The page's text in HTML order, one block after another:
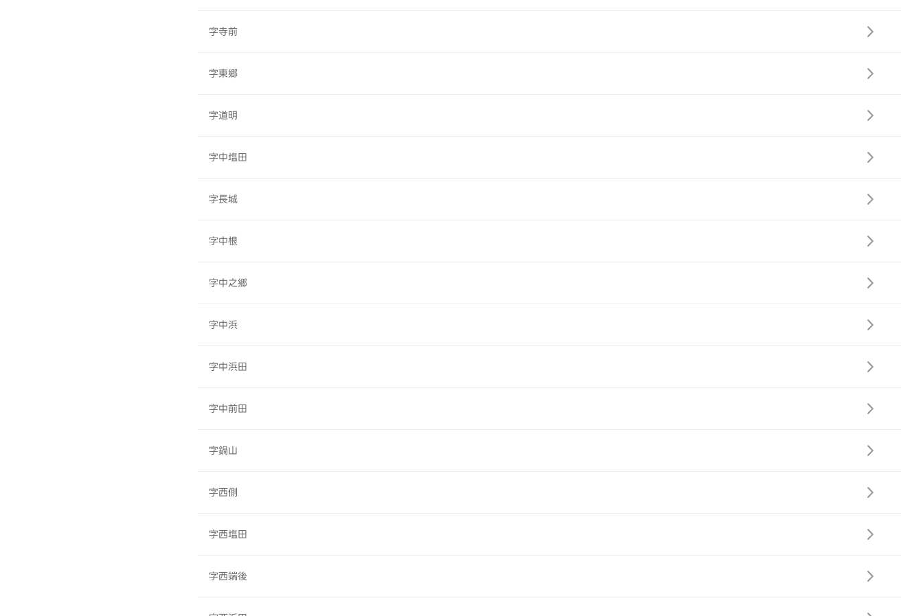
字寺前
字東郷
字道明
字中塩田
字長城
字中根
字中之郷
字中浜
字中浜田
字中前田
字鍋山
字西側
字西塩田
字西端後